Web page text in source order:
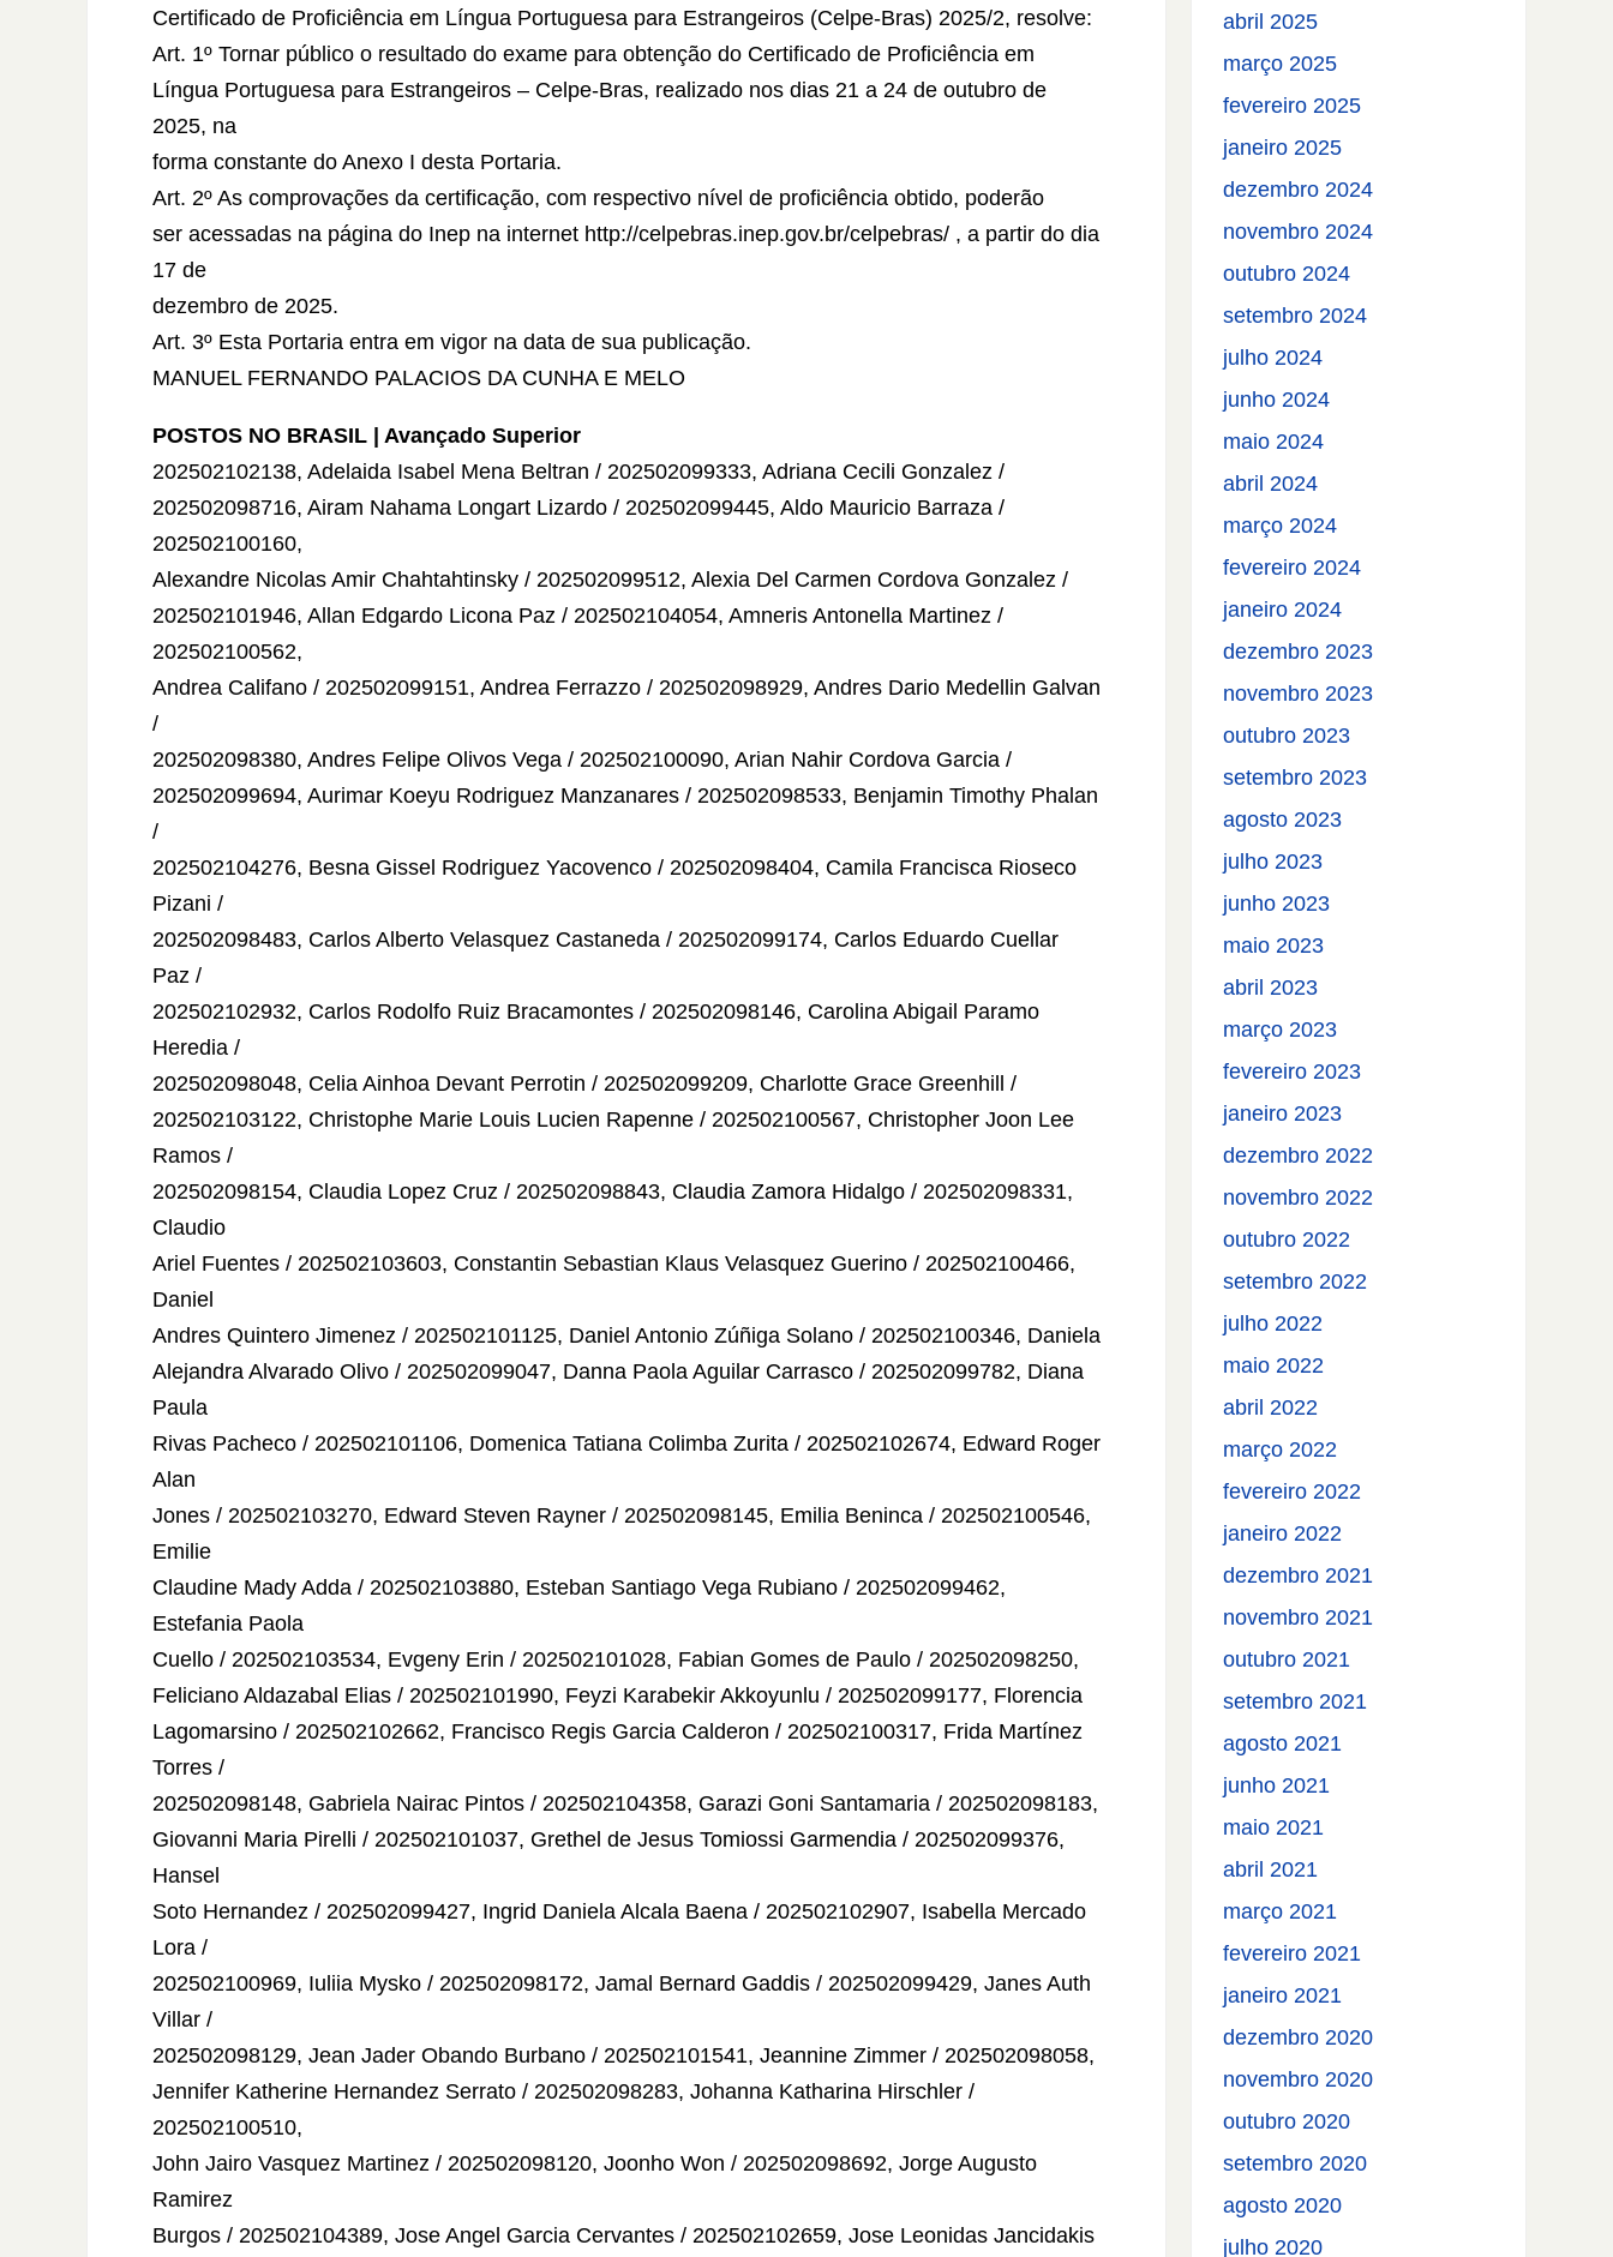
Certificado de Proficiência em Língua Portuguesa para Estrangeiros (Celpe-Bras) 2025/2, resolve:
Art. 1º Tornar público o resultado do exame para obtenção do Certificado de Proficiência em
Língua Portuguesa para Estrangeiros – Celpe-Bras, realizado nos dias 21 a 24 de outubro de
2025, na
forma constante do Anexo I desta Portaria.
Art. 2º As comprovações da certificação, com respectivo nível de proficiência obtido, poderão
ser acessadas na página do Inep na internet http://celpebras.inep.gov.br/celpebras/ , a partir do dia
17 de
dezembro de 2025.
Art. 3º Esta Portaria entra em vigor na data de sua publicação.
MANUEL FERNANDO PALACIOS DA CUNHA E MELO
POSTOS NO BRASIL | Avançado Superior
202502102138, Adelaida Isabel Mena Beltran / 202502099333, Adriana Cecili Gonzalez /
202502098716, Airam Nahama Longart Lizardo / 202502099445, Aldo Mauricio Barraza /
202502100160,
Alexandre Nicolas Amir Chahtahtinsky / 202502099512, Alexia Del Carmen Cordova Gonzalez /
202502101946, Allan Edgardo Licona Paz / 202502104054, Amneris Antonella Martinez /
202502100562,
Andrea Califano / 202502099151, Andrea Ferrazzo / 202502098929, Andres Dario Medellin Galvan
/
202502098380, Andres Felipe Olivos Vega / 202502100090, Arian Nahir Cordova Garcia /
202502099694, Aurimar Koeyu Rodriguez Manzanares / 202502098533, Benjamin Timothy Phalan
/
202502104276, Besna Gissel Rodriguez Yacovenco / 202502098404, Camila Francisca Rioseco
Pizani /
202502098483, Carlos Alberto Velasquez Castaneda / 202502099174, Carlos Eduardo Cuellar
Paz /
202502102932, Carlos Rodolfo Ruiz Bracamontes / 202502098146, Carolina Abigail Paramo
Heredia /
202502098048, Celia Ainhoa Devant Perrotin / 202502099209, Charlotte Grace Greenhill /
202502103122, Christophe Marie Louis Lucien Rapenne / 202502100567, Christopher Joon Lee
Ramos /
202502098154, Claudia Lopez Cruz / 202502098843, Claudia Zamora Hidalgo / 202502098331,
Claudio
Ariel Fuentes / 202502103603, Constantin Sebastian Klaus Velasquez Guerino / 202502100466,
Daniel
Andres Quintero Jimenez / 202502101125, Daniel Antonio Zúñiga Solano / 202502100346, Daniela
Alejandra Alvarado Olivo / 202502099047, Danna Paola Aguilar Carrasco / 202502099782, Diana
Paula
Rivas Pacheco / 202502101106, Domenica Tatiana Colimba Zurita / 202502102674, Edward Roger
Alan
Jones / 202502103270, Edward Steven Rayner / 202502098145, Emilia Beninca / 202502100546,
Emilie
Claudine Mady Adda / 202502103880, Esteban Santiago Vega Rubiano / 202502099462,
Estefania Paola
Cuello / 202502103534, Evgeny Erin / 202502101028, Fabian Gomes de Paulo / 202502098250,
Feliciano Aldazabal Elias / 202502101990, Feyzi Karabekir Akkoyunlu / 202502099177, Florencia
Lagomarsino / 202502102662, Francisco Regis Garcia Calderon / 202502100317, Frida Martínez
Torres /
202502098148, Gabriela Nairac Pintos / 202502104358, Garazi Goni Santamaria / 202502098183,
Giovanni Maria Pirelli / 202502101037, Grethel de Jesus Tomiossi Garmendia / 202502099376,
Hansel
Soto Hernandez / 202502099427, Ingrid Daniela Alcala Baena / 202502102907, Isabella Mercado
Lora /
202502100969, Iuliia Mysko / 202502098172, Jamal Bernard Gaddis / 202502099429, Janes Auth
Villar /
202502098129, Jean Jader Obando Burbano / 202502101541, Jeannine Zimmer / 202502098058,
Jennifer Katherine Hernandez Serrato / 202502098283, Johanna Katharina Hirschler /
202502100510,
John Jairo Vasquez Martinez / 202502098120, Joonho Won / 202502098692, Jorge Augusto
Ramirez
Burgos / 202502104389, Jose Angel Garcia Cervantes / 202502102659, Jose Leonidas Jancidakis
abril 2025
março 2025
fevereiro 2025
janeiro 2025
dezembro 2024
novembro 2024
outubro 2024
setembro 2024
julho 2024
junho 2024
maio 2024
abril 2024
março 2024
fevereiro 2024
janeiro 2024
dezembro 2023
novembro 2023
outubro 2023
setembro 2023
agosto 2023
julho 2023
junho 2023
maio 2023
abril 2023
março 2023
fevereiro 2023
janeiro 2023
dezembro 2022
novembro 2022
outubro 2022
setembro 2022
julho 2022
maio 2022
abril 2022
março 2022
fevereiro 2022
janeiro 2022
dezembro 2021
novembro 2021
outubro 2021
setembro 2021
agosto 2021
junho 2021
maio 2021
abril 2021
março 2021
fevereiro 2021
janeiro 2021
dezembro 2020
novembro 2020
outubro 2020
setembro 2020
agosto 2020
julho 2020